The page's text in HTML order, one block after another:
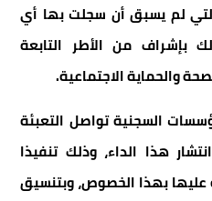
لم يسبق أن سجلت بها أي
بإشراف من الأطر التابعة
والحماية الاجتماعية.
السجنية تواصل التعبئة
هذا الداء، وذلك تنفيذا
بهذا الخصوص، وبتنسيق